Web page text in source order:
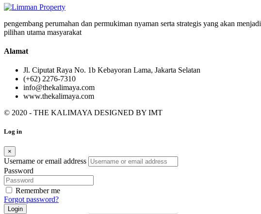
pengembang perumahan dan permukiman nyaman serta strategis yang akan menjadi
pilihan utama masyarakat
Alamat
Jl. Ciputat Raya No. 1b Kebayoran Lama, Jakarta Selatan
(+62) 2276-7310
info@thekalimaya.com
www.thekalimaya.com
© 2020 - THE KALIMAYA DESIGNED BY IMT
Log in
×
Username or email address
Password
Remember me
Forgot password?
Login